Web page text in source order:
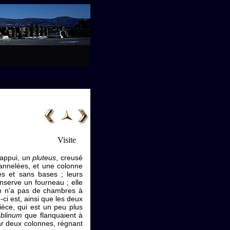
Visite
unpluteus , creusé
et une colonne
et sans bases ; leurs
un fourneau ; elle
n'a pas de chambres à
est, ainsi que les deux
qui est un peu plus
que flanquaient à
deux colonnes, régnant